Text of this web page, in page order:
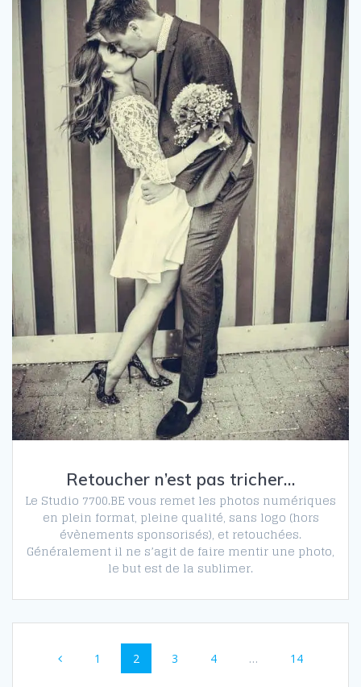
Retoucher n’est pas tricher…
Le Studio 7700.BE vous remet les photos numériques
en plein format, pleine qualité, sans logo (hors
évènements sponsorisés), et retouchées.
Généralement il ne s’agit de faire mentir une photo,
le but est de la sublimer.
Navigation
Page
1 Page
2 Page
3 Page
4 … Page
14